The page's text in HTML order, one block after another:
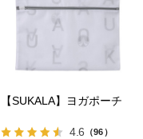
【SUKALA】ヨガポーチ
4.6 （96）